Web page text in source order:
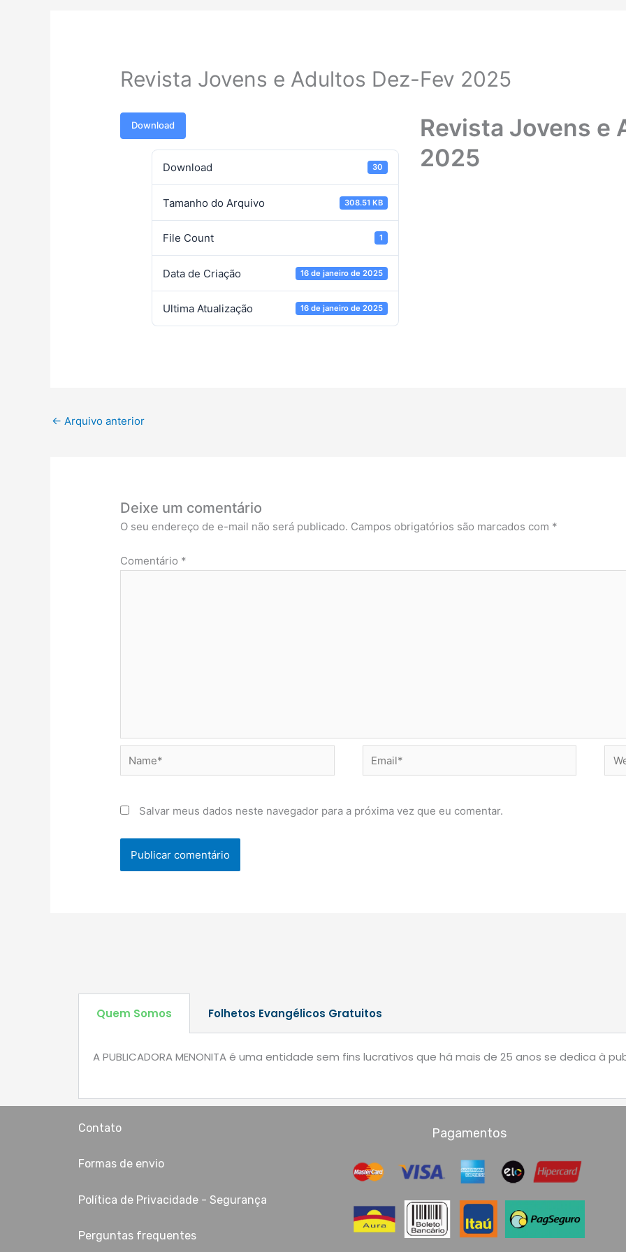
Revista Jovens e Adultos Dez-Fev 2025
Download
Download 30
Tamanho do Arquivo 308.51 KB
File Count 1
Data de Criação 16 de janeiro de 2025
Ultima Atualização 16 de janeiro de 2025
Revista Jovens e
2025
← Arquivo anterior
Deixe um comentário
O seu endereço de e-mail não será publicado. Campos obrigatórios são marcados com *
Comentário *
Name* Email*
Salvar meus dados neste navegador para a próxima vez que eu comentar.
Quem Somos Folhetos Evangélicos Gratuitos
A PUBLICADORA MENONITA é uma entidade sem fins lucrativos que há mais de 25 anos se dedica à
Contato
Formas de envio
Política de Privacidade - Segurança
Perguntas frequentes
Pagamentos